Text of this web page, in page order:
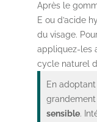
Après le
E ou d’acide
du visage.
appliquez-les
cycle naturel
En
grandement
sensible.